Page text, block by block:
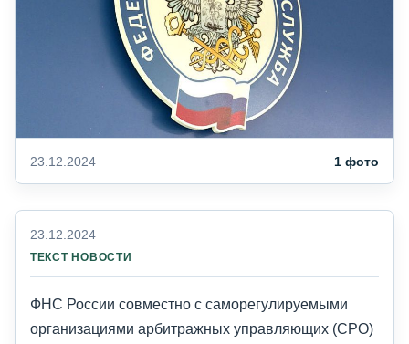
23.12.2024 1 фото
23.12.2024
ТЕКСТ НОВОСТИ
ФНС России совместно с саморегулируемыми
организациями арбитражных управляющих (СРО)